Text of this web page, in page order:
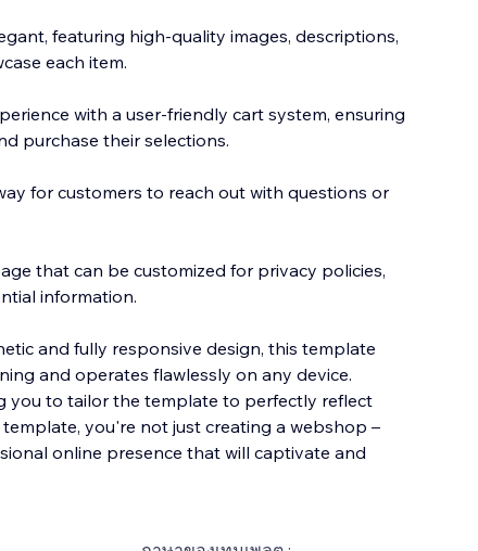
featuring high-quality images, descriptions,
each item.
with a user-friendly cart system, ensuring
purchase their selections.
for customers to reach out with questions or
that can be customized for privacy policies,
information.
and fully responsive design, this template
and operates flawlessly on any device.
you to tailor the template to perfectly reflect
you're not just creating a webshop –
online presence that will captivate and